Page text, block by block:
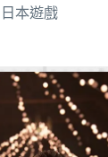
日本遊戲